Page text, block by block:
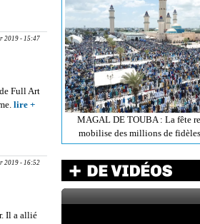
2019 - 15:47
Full Art
lire +
MAAL SUR
MASSACRE
AU MALI :
devoir
2019 - 16:52
Il a allié
MAGAL DE TOUBA : La fête
mobilise des millions de